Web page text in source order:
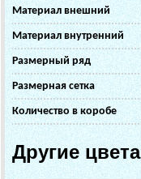
Материал внешний
Материал внутренний
Размерный ряд
Размерная сетка
Количество в коробе
Другие цвета